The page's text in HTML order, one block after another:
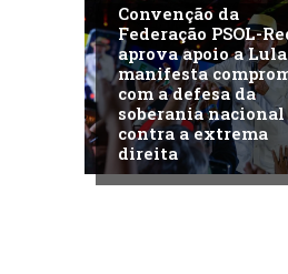
Convenção da
Federação PSOL-
aprova apoio a
manifesta
com a defesa da
soberania nacional
contra a extrema
direita